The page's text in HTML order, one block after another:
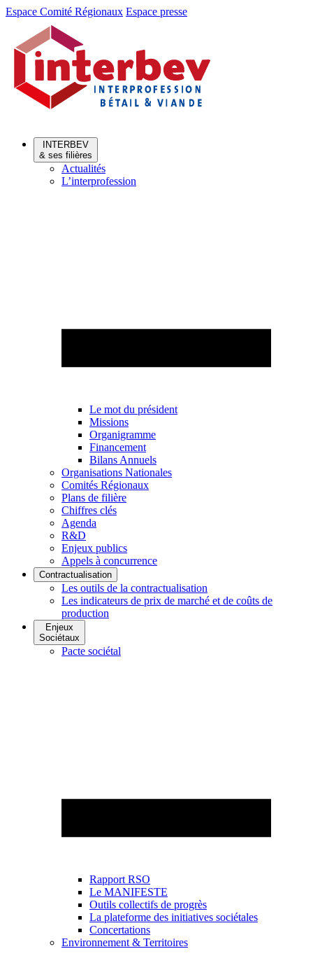
Aller
Aller
contenu
Espace Comité Régionaux Espace presse
INTERBEV
& ses filières
Actualités
L’interprofession
Le mot du président
Missions
Organigramme
Financement
Bilans Annuels
Organisations Nationales
Comités Régionaux
Plans de filière
Chiffres clés
Agenda
R&D
Enjeux publics
Appels à concurrence
Contractualisation
Les outils de la contractualisation
Les indicateurs de prix de marché et de coûts de
production
Enjeux
Sociétaux
Pacte sociétal
Rapport RSO
Le MANIFESTE
Outils collectifs de progrès
La plateforme des initiatives sociétales
Concertations
Environnement & Territoires